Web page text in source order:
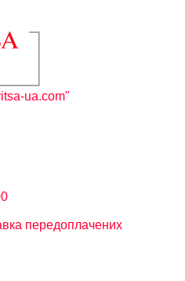
ua.com"
передоплачених